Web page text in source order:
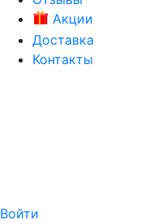
Акции
Доставка
Контакты
Войти